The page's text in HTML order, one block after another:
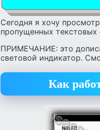
Сегодня я хочу
пропущенных текстовых
ПРИМЕЧАНИЕ: это
световой индикатор.
Как